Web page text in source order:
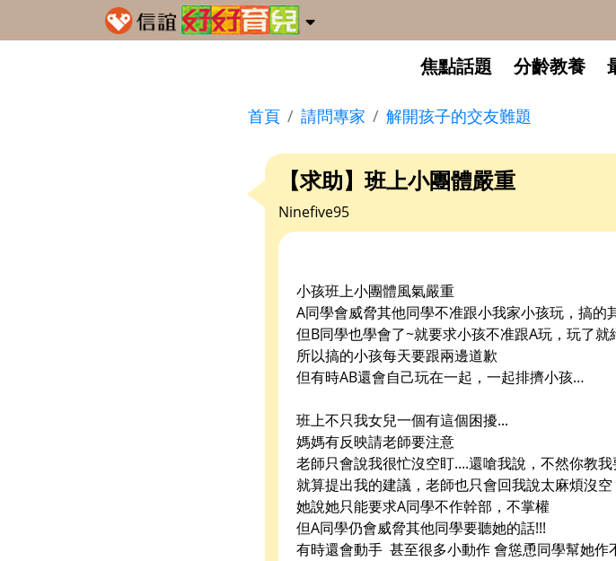
焦點話題 分齡教養
首頁 請問專家 解開孩子的交友難題
【求助】班上小團體嚴重
Ninefive95
小孩班上小團體風氣嚴重
A同學會威脅其他同學不准跟小我家小孩玩，搞的
但B同學也學會了~就要求小孩不准跟A玩，玩了就
所以搞的小孩每天要跟兩邊道歉
但有時AB還會自己玩在一起，一起排擠小孩…
班上不只我女兒一個有這個困擾...
媽媽有反映請老師要注意
老師只會說我很忙沒空盯....還嗆我說，不然你教
就算提出我的建議，老師也只會回我說太麻煩沒空
她說她只能要求A同學不作幹部，不掌權
但A同學仍會威脅其他同學要聽她的話!!!
有時還會動手 甚至很多小動作 會慫恿同學幫她作